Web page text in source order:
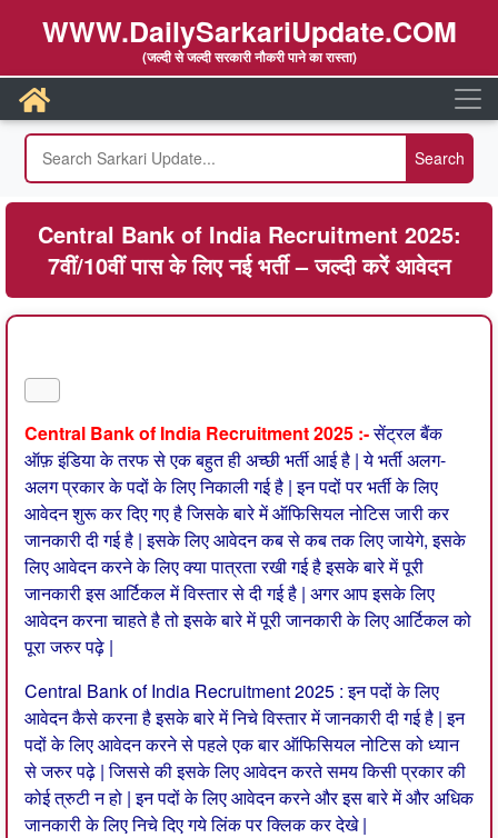
WWW.DailySarkariUpdate.COM
(जल्दी से जल्दी सरकारी नौकरी पाने का रास्ता)
Central Bank of India Recruitment 2025:
7वीं/10वीं पास के लिए नई भर्ती – जल्दी करें आवेदन
Central Bank of India Recruitment 2025 :-सेंट्रल बैंक
ऑफ़ इंडिया के तरफ से एक बहुत ही अच्छी भर्ती आई है | ये भर्ती अलग-
अलग प्रकार के पदों के लिए निकाली गई है | इन पदों पर भर्ती के लिए
आवेदन शुरू कर दिए गए है जिसके बारे में ऑफिसियल नोटिस जारी कर
जानकारी दी गई है | इसके लिए आवेदन कब से कब तक लिए जायेगे, इसके
लिए आवेदन करने के लिए क्या पात्रता रखी गई है इसके बारे में पूरी
जानकारी इस आर्टिकल में विस्तार से दी गई है | अगर आप इसके लिए
आवेदन करना चाहते है तो इसके बारे में पूरी जानकारी के लिए आर्टिकल को
पूरा जरुर पढ़े |
Central Bank of India Recruitment 2025 : इन पदों के लिए
आवेदन कैसे करना है इसके बारे में निचे विस्तार में जानकारी दी गई है | इन
पदों के लिए आवेदन करने से पहले एक बार ऑफिसियल नोटिस को ध्यान
से जरुर पढ़े | जिससे की इसके लिए आवेदन करते समय किसी प्रकार की
कोई त्रुटी न हो | इन पदों के लिए आवेदन करने और इस बारे में और अधिक
जानकारी के लिए निचे दिए गये लिंक पर क्लिक कर देखे |